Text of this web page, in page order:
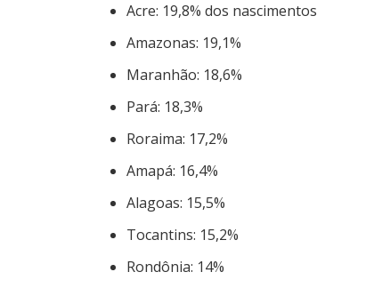
Acre: 19,8% dos nascimentos
Amazonas: 19,1%
Maranhão: 18,6%
Pará: 18,3%
Roraima: 17,2%
Amapá: 16,4%
Alagoas: 15,5%
Tocantins: 15,2%
Rondônia: 14%